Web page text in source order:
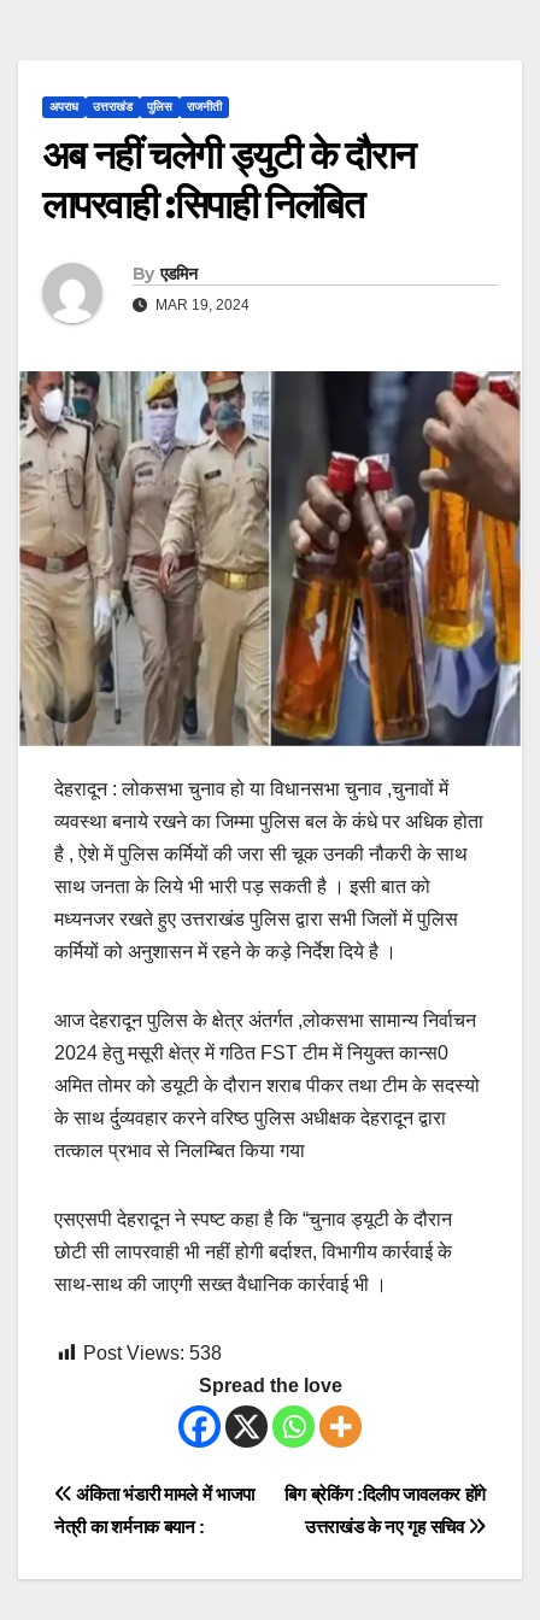
अपराध उत्तराखंड पुलिस राजनीती
अब नहीं चलेगी ड्युटी के दौरान
लापरवाही :सिपाही निलंबित
By एडमिन
MAR 19, 2024
देहरादून : लोकसभा चुनाव हो या विधानसभा चुनाव ,चुनावों में
व्यवस्था बनाये रखने का जिम्मा पुलिस बल के कंधे पर अधिक होता
है , ऐशे में पुलिस कर्मियों की जरा सी चूक उनकी नौकरी के साथ
साथ जनता के लिये भी भारी पड़ सकती है । इसी बात को
मध्यनजर रखते हुए उत्तराखंड पुलिस द्वारा सभी जिलों में पुलिस
कर्मियों को अनुशासन में रहने के कड़े निर्देश दिये है ।
आज देहरादून पुलिस के क्षेत्र अंतर्गत ,लोकसभा सामान्य निर्वाचन
2024 हेतु मसूरी क्षेत्र में गठित FST टीम में नियुक्त कान्स0
अमित तोमर को डयूटी के दौरान शराब पीकर तथा टीम के सदस्यो
के साथ र्दुव्यवहार करने वरिष्ठ पुलिस अधीक्षक देहरादून द्वारा
तत्काल प्रभाव से निलम्बित किया गया
एसएसपी देहरादून ने स्पष्ट कहा है कि “चुनाव ड्यूटी के दौरान
छोटी सी लापरवाही भी नहीं होगी बर्दाश्त, विभागीय कार्रवाई के
साथ-साथ की जाएगी सख्त वैधानिक कार्रवाई भी ।
Post Views: 538
Spread the love
Post
navigation
बिग ब्रेकिंग :दिलीप जावलकर होंगे
उत्तराखंड के नए गृह सचिव
अंकिता भंडारी मामले में भाजपा
नेत्री का शर्मनाक बयान :